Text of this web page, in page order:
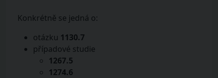
Konkrétně se jedná o:
otázku 1130.7
případové studie
1267.5
1274.6